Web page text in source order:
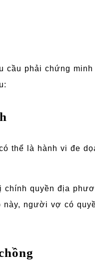
cầu phải chứng minh
thể là hành vi đe
quyền địa
người vợ có